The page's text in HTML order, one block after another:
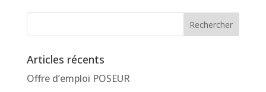
Articles récents
Offre d’emploi POSEUR